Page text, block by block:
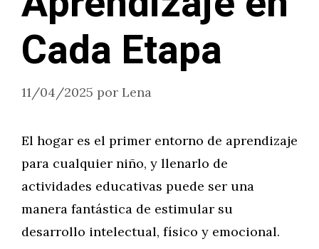
Cada Etapa
11/04/2025 por Lena
El hogar es el primer entorno de aprendizaje
para cualquier niño, y llenarlo de
actividades educativas puede ser una
manera fantástica de estimular su
desarrollo intelectual, físico y emocional.